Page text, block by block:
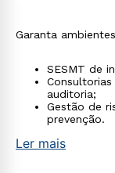
Garanta
SESMT de
auditoria;
Gestão de
prevenção.
Ler mais